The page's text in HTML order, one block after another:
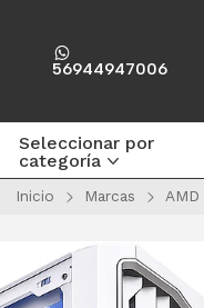
56944947006
Seleccionar por
categoría
Inicio Marcas AMD